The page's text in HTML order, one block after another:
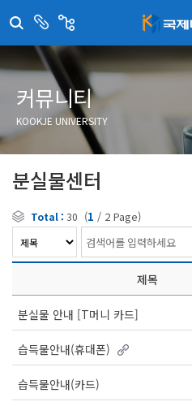
센
부
서
취·창업지원센터
학술정보원
국제교류센터
평생교육원
트
이메일무단수집거부
포탈사이트
국제무인항공
커뮤니티
KOOKJE UNIVERSITY
분실물센터
Total : 30 (1 / 2 Page)
제목
분실물 안내 [T머니 카드]
습득물안내(휴대폰)
습득물안내(카드)